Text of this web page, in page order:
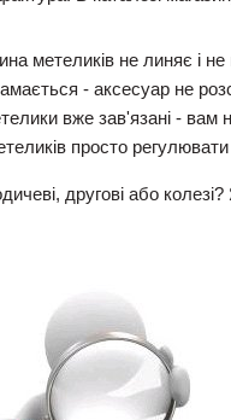
метеликів не линяє і
- аксесуар не
вже зав'язані -
просто
другові або